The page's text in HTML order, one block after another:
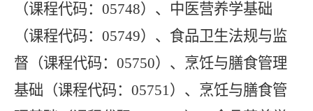
（课程代码： 05748）、中医营养学基础
（课程代码： 05749）、食品卫生法规与监
督（课程代码： 05750）、烹饪与膳食管理
基础（课程代码： 05751）、烹饪与膳食管